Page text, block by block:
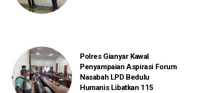
Polres Gianyar Kawal
Penyampaian Aspirasi Forum
Nasabah LPD Bedulu
Humanis Libatkan 115